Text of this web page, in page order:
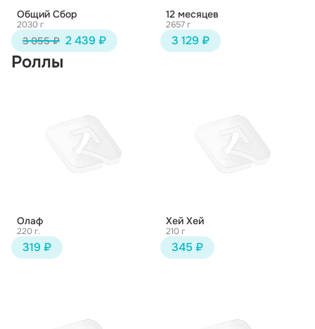
Общий Сбор
2030 г
3 055 ₽ 2 439 ₽
12 месяцев
2657 г
3 129 ₽
Роллы
Олаф
220 г.
319 ₽
Хей Хей
210 г
345 ₽